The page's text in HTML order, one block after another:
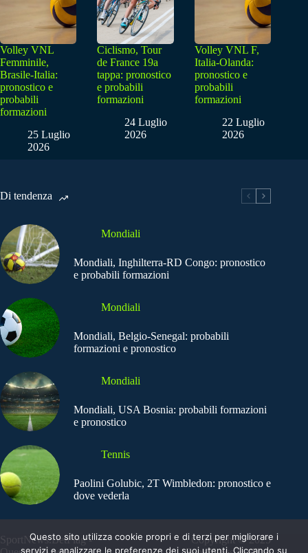
Volley VNL
Femminile,
Brasile-Italia:
pronostico e
probabili
formazioni
25 Luglio
2026
Ciclismo, Tour
de France 19a
tappa: pronostico
e probabili
formazioni
24 Luglio
2026
Volley VNL F,
Italia-Olanda:
pronostico e
probabili
formazioni
22 Luglio
2026
Di tendenza
Mondiali
Mondiali, Inghilterra-RD Congo: pronostico
e probabili formazioni
Mondiali
Mondiali, Belgio-Senegal: probabili
formazioni e pronostico
Mondiali
Mondiali, USA Bosnia: probabili formazioni
e pronostico
Tennis
Paolini Golubic, 2T Wimbledon: pronostico e
dove vederla
SportNews.BetFlag -
Copyright © 2025
Questo sito utilizza cookie propri e di terzi per migliorare i
servizi e analizzare le preferenze dei suoi utenti. Cliccando su